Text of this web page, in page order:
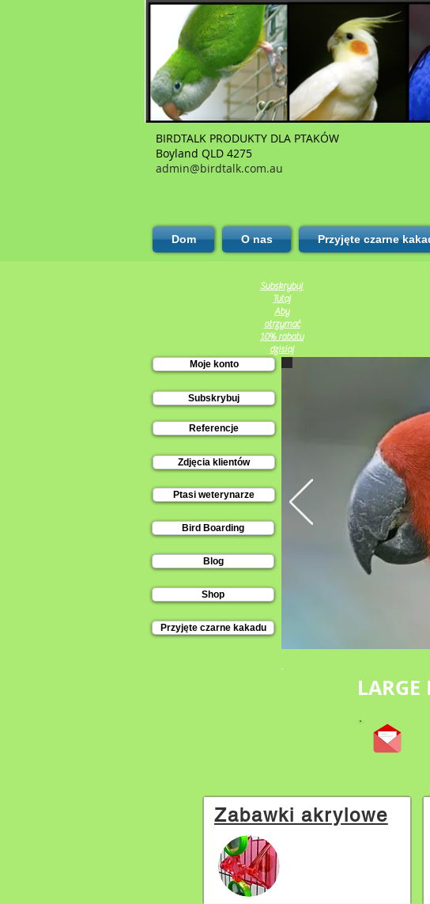
BIRDTALK PRODUKTY DLA PTAKÓW
Boyland QLD 4275
admin@birdtalk.com.au
Dom O nas Przyjęte czarne
Subskrybuj
Tutaj
Aby
otrzymać
10% rabatu
dzisiaj
Moje konto
Subskrybuj
Referencje
Zdjęcia klientów
Ptasi weterynarze
Bird Boarding
Blog
Shop
Przyjęte czarne kakadu
LARGE
Zabawki akrylowe